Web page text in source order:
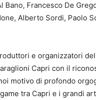
Francesco De
Alberto Sordi, Paolo
e organizzatori
Capri con il
motivo di profondo
tra Capri e i grandi